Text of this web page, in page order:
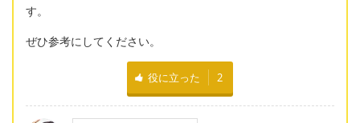
す。
ぜひ参考にしてください。
役に立った 2